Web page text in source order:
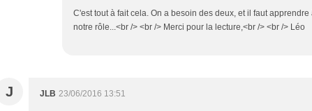
C'est tout à fait cela. On a besoin des deux, et il faut
notre rôle...<br /> <br /> Merci pour la lecture,<br /> <br /> Léo
J JLB 23/06/2016 13:51